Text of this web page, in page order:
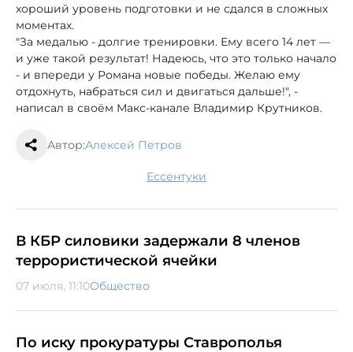
хороший уровень подготовки и не сдался в сложных
моментах.
"За медалью - долгие тренировки. Ему всего 14 лет —
и уже такой результат! Надеюсь, что это только начало
- и впереди у Романа новые победы. Желаю ему
отдохнуть, набраться сил и двигаться дальше!", -
написал в своём Макс-канале Владимир Крутников.
Автор:Алексей Петров
Ессентуки
В КБР силовики задержали 8 членов
террористической ячейки
07 июля, 11:10Общество
По иску прокуратуры Ставрополья